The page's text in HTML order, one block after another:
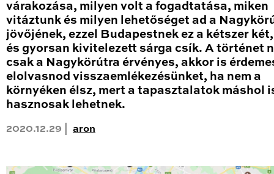
várakozása, milyen volt a fogadtatása, miken
vitáztunk és milyen lehetőséget ad a
jövőjének, ezzel Budapestnek ez a kétszer
és gyorsan kivitelezett sárga csík. A történet
csak a Nagykörútra érvényes, akkor is
elolvasnod visszaemlékezésünket, ha nem a
környéken élsz, mert a tapasztalatok máshol
hasznosak lehetnek.
2020.12.29 | aron